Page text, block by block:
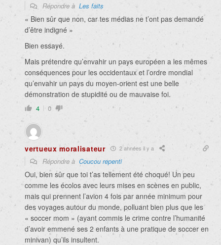
Répondre à Les faits
« Bien sûr que non, car tes médias ne t’ont pas demandé
d’être indigné »
Bien essayé.
Mais prétendre qu’envahir un pays européen a les mêmes
conséquences pour les occidentaux et l’ordre mondial
qu’envahir un pays du moyen-orient est une belle
démonstration de stupidité ou de mauvaise foi.
4 0
vertueux moralisateur 2 années il y a
Répondre à Coucou repenti
Oui, bien sûr que toi t’as tellement été choqué! Un peu
comme les écolos avec leurs mises en scènes en public,
mais qui prennent l’avion 4 fois par année minimum pour
des voyages autour du monde, polluant bien plus que les
« soccer mom » (ayant commis le crime contre l’humanité
d’avoir emmené ses 2 enfants à une pratique de soccer en
minivan) qu’ils insultent.